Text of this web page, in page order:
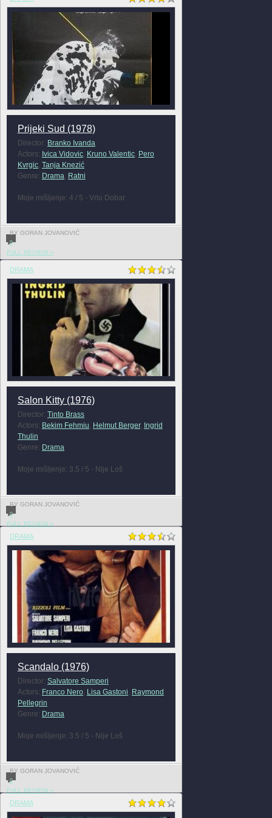
Prijeki Sud (1978)
Director: Branko Ivanda
Actors: Ivica Vidovic, Kruno Valentic, Pero
Kvrgic, Tanja Knezić
Genre: Drama, Ratni
Moje mišljenje: 4 / 5 - Vrlo Dobar
BY GORAN JOVANOVIĆ
0
FULL REVIEW »
DRAMA
Salon Kitty (1976)
Director: Tinto Brass
Actors: Bekim Fehmiu, Helmut Berger, Ingrid
Thulin
Genre: Drama
Moje mišljenje: 3.5 / 5 - Nije Loš
BY GORAN JOVANOVIĆ
0
FULL REVIEW »
DRAMA
Scandalo (1976)
Director: Salvatore Samperi
Actors: Franco Nero, Lisa Gastoni, Raymond
Pellegrin
Genre: Drama
Moje mišljenje: 3.5 / 5 - Nije Loš
BY GORAN JOVANOVIĆ
0
FULL REVIEW »
DRAMA